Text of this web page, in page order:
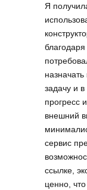
Я
задачу и
прогресс
внешний
сервис
ссылке,
ценно,